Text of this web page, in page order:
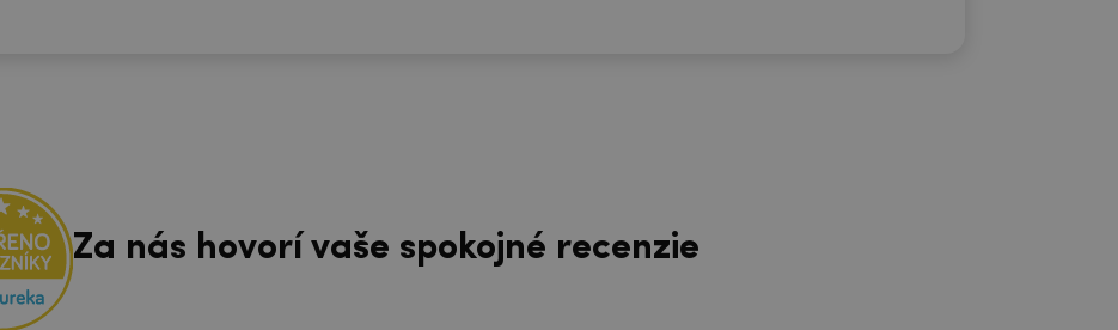
Za nás hovorí vaše spokojné recenzie